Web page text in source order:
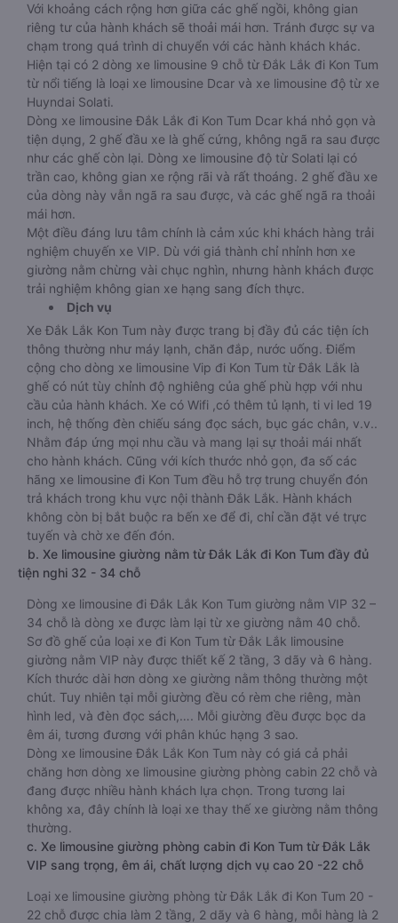
Với khoảng cách rộng hơn giữa các ghế ngồi, không gian
riêng tư của hành khách sẽ thoải mái hơn. Tránh được sự va
chạm trong quá trình di chuyển với các hành khách khác.
Hiện tại có 2 dòng xe limousine 9 chỗ từ Đắk Lắk đi Kon Tum
từ nổi tiếng là loại xe limousine Dcar và xe limousine độ từ xe
Huyndai Solati.
Dòng xe limousine Đắk Lắk đi Kon Tum Dcar khá nhỏ gọn và
tiện dụng, 2 ghế đầu xe là ghế cứng, không ngã ra sau được
như các ghế còn lại. Dòng xe limousine độ từ Solati lại có
trần cao, không gian xe rộng rãi và rất thoáng. 2 ghế đầu xe
của dòng này vẫn ngã ra sau được, và các ghế ngã ra thoải
mái hơn.
Một điều đáng lưu tâm chính là cảm xúc khi khách hàng trải
nghiệm chuyến xe VIP. Dù với giá thành chỉ nhỉnh hơn xe
giường nằm chừng vài chục nghìn, nhưng hành khách được
trải nghiệm không gian xe hạng sang đích thực.
Dịch vụ
Xe Đắk Lắk Kon Tum này được trang bị đầy đủ các tiện ích
thông thường như máy lạnh, chăn đắp, nước uống. Điểm
cộng cho dòng xe limousine Vip đi Kon Tum từ Đắk Lắk là
ghế có nút tùy chỉnh độ nghiêng của ghế phù hợp với nhu
cầu của hành khách. Xe có Wifi ,có thêm tủ lạnh, ti vi led 19
inch, hệ thống đèn chiếu sáng đọc sách, bục gác chân, v.v..
Nhằm đáp ứng mọi nhu cầu và mang lại sự thoải mái nhất
cho hành khách. Cũng với kích thước nhỏ gọn, đa số các
hãng xe limousine đi Kon Tum đều hỗ trợ trung chuyển đón
trả khách trong khu vực nội thành Đắk Lắk. Hành khách
không còn bị bắt buộc ra bến xe để đi, chỉ cần đặt vé trực
tuyến và chờ xe đến đón.
b. Xe limousine giường nằm từ Đắk Lắk đi Kon Tum đầy đủ
tiện nghi 32 - 34 chỗ
Dòng xe limousine đi Đắk Lắk Kon Tum giường nằm VIP 32 –
34 chỗ là dòng xe được làm lại từ xe giường nằm 40 chỗ.
Sơ đồ ghế của loại xe đi Kon Tum từ Đắk Lắk limousine
giường nằm VIP này được thiết kế 2 tầng, 3 dãy và 6 hàng.
Kích thước dài hơn dòng xe giường nằm thông thường một
chút. Tuy nhiên tại mỗi giường đều có rèm che riêng, màn
hình led, và đèn đọc sách,…. Mỗi giường đều được bọc da
êm ái, tương đương với phân khúc hạng 3 sao.
Dòng xe limousine Đắk Lắk Kon Tum này có giá cả phải
chăng hơn dòng xe limousine giường phòng cabin 22 chỗ và
đang được nhiều hành khách lựa chọn. Trong tương lai
không xa, đây chính là loại xe thay thế xe giường nằm thông
thường.
c. Xe limousine giường phòng cabin đi Kon Tum từ Đắk Lắk
VIP sang trọng, êm ái, chất lượng dịch vụ cao 20 -22 chỗ
Loại xe limousine giường phòng từ Đắk Lắk đi Kon Tum 20 -
22 chỗ được chia làm 2 tầng, 2 dãy và 6 hàng, mỗi hàng là 2